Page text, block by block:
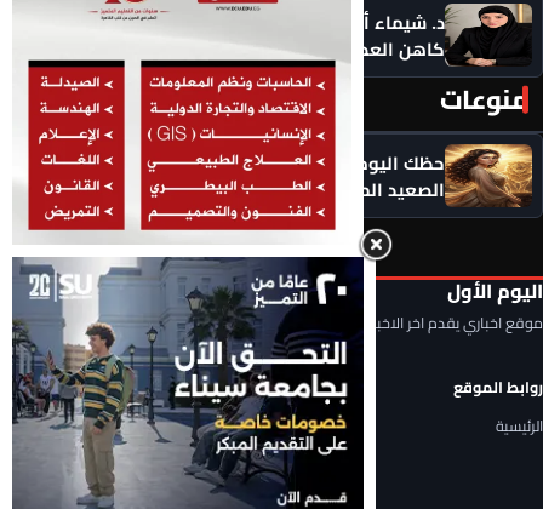
د. شيماء أحمدين تكتب .. حين يصبح الذكاء الاصطناعي
كاهن العصر: هل نستبدل التأمل بالاستهلاك؟
منوعات المزيد ‹
حظك اليوم الأحد 9 أغسطس 2026.. توقعات الأبراج على
الصعيد المهني والعاطفي
اليوم الأول
موقع اخباري يقدم اخر الاخبار المحلية والعربية والعالمية
روابط الموقع
الرئيسية